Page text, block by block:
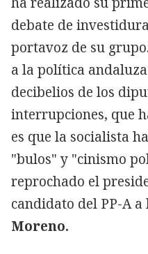
debate de
portavoz de su
a la política
decibelios de los
interrupciones, que
es que la socialista
"bulos" y "cinismo
reprochado el
candidato del PP-A a
Moreno.